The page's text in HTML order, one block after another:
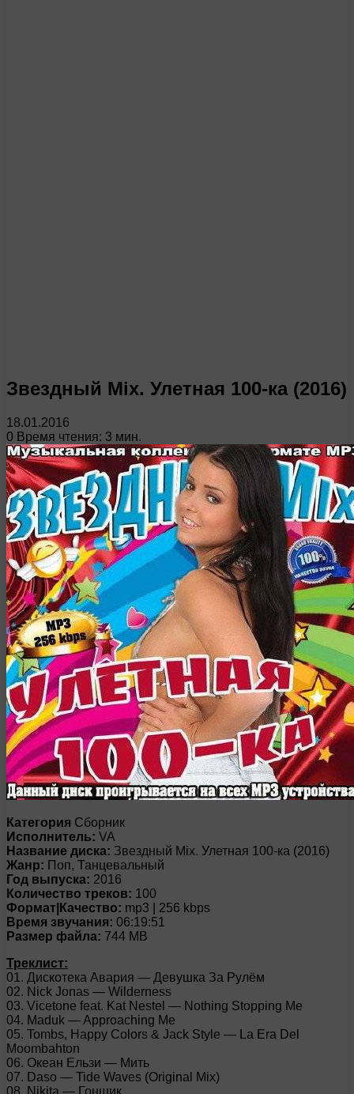
Звездный Mix. Улетная 100-ка (2016)
18.01.2016
0 Время чтения: 3 мин.
Категория Сборник
Исполнитель: VA
Название диска: Звездный Mix. Улетная 100-ка (2016)
Жанр: Поп, Танцевальный
Год выпуска: 2016
Количество треков: 100
Формат|Качество: mp3 | 256 kbps
Время звучания: 06:19:51
Размер файла: 744 MB
Треклист:
01. Дискотека Авария — Девушка За Рулём
02. Nick Jonas — Wilderness
03. Vicetone feat. Kat Nestel — Nothing Stopping Me
04. Maduk — Approaching Me
05. Tombs, Happy Colors & Jack Style — La Era Del
Moombahton
06. Океан Ельзи — Мить
07. Daso — Tide Waves (Original Mix)
08. Nikita — Гонщик